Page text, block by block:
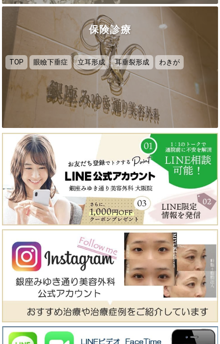
保険診療
TOP 眼瞼下垂症 立耳形成 耳垂裂形成 わきが